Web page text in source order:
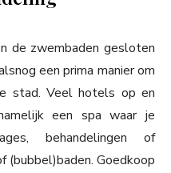
de zwembaden gesloten
een prima manier om
stad. Veel hotels op en
een spa waar je
behandelingen of
(bubbel)baden. Goedkoop